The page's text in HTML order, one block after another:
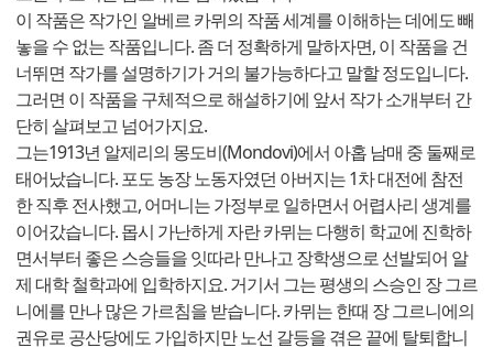
이 작품은 작가인 알베르 카뮈의 작품 세계를 이해하는 데에도 빼
놓을 수 없는 작품입니다. 좀 더 정확하게 말하자면, 이 작품을 건
너뛰면 작가를 설명하기가 거의 불가능하다고 말할 정도입니다.
그러면 이 작품을 구체적으로 해설하기에 앞서 작가 소개부터 간
단히 살펴보고 넘어가지요.
그는1913년 알제리의 몽도비(Mondovi)에서 아홉 남매 중 둘째로
태어났습니다. 포도 농장 노동자였던 아버지는 1차 대전에 참전
한 직후 전사했고, 어머니는 가정부로 일하면서 어렵사리 생계를
이어갔습니다. 몹시 가난하게 자란 카뮈는 다행히 학교에 진학하
면서부터 좋은 스승들을 잇따라 만나고 장학생으로 선발되어 알
제 대학 철학과에 입학하지요. 거기서 그는 평생의 스승인 장 그르
니에를 만나 많은 가르침을 받습니다. 카뮈는 한때 장 그르니에의
권유로 공산당에도 가입하지만 노선 갈등을 겪은 끝에 탈퇴합니